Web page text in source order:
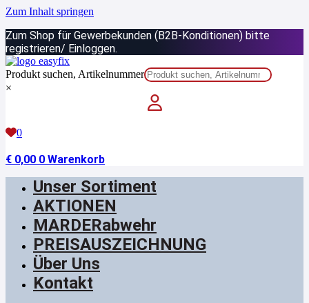
Zum Inhalt springen
Zum Shop für Gewerbekunden (B2B-Konditionen) bitte
registrieren/ Einloggen.
Produkt suchen, Artikelnummer
×
0
€ 0,00 0 Warenkorb
Unser Sortiment
AKTIONEN
MARDERabwehr
PREISAUSZEICHNUNG
Über Uns
Kontakt